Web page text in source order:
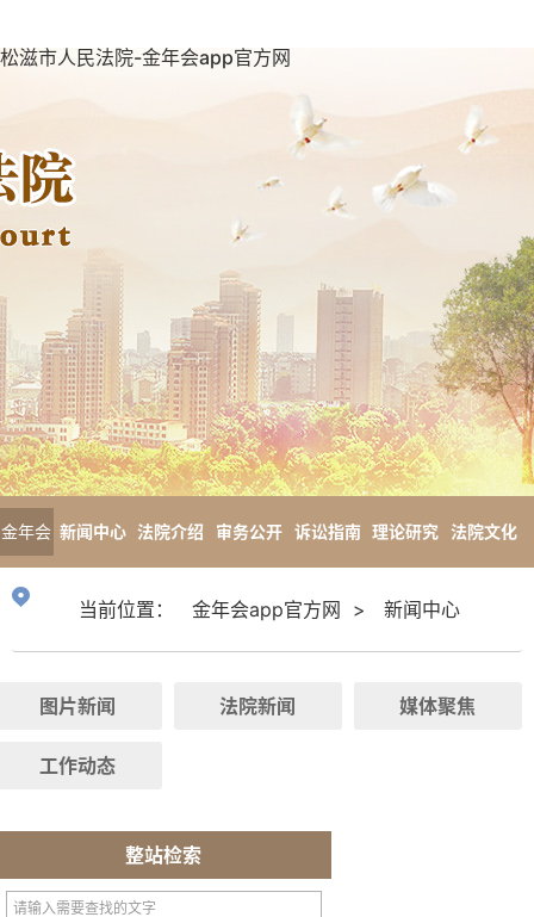
松滋市人民法院-金年会app官方网
金年会 新闻中心 法院介绍 审务公开 诉讼指南 理论研究 法院文化
当前位置： 金年会app官方网 > 新闻中心
图片新闻 法院新闻 媒体聚焦
工作动态
整站检索